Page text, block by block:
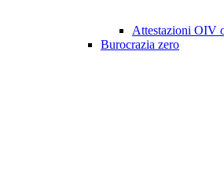
Attestazioni OIV
Burocrazia zero